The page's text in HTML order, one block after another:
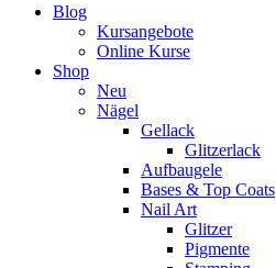
Blog
Kursangebote
Online Kurse
Shop
Neu
Nägel
Gellack
Glitzerlack
Aufbaugele
Bases & Top Coats
Nail Art
Glitzer
Pigmente